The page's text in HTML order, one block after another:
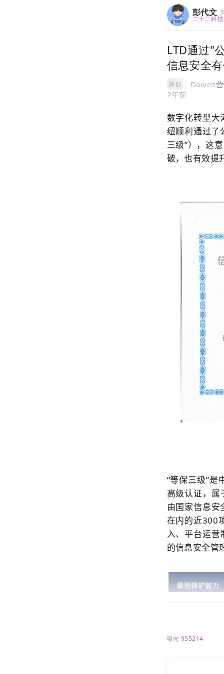
彭代文
二十二科
LTD通过"
信息安全
原创 Daiven
2年前
数字化转型大
纽顺利通过了
三级”），这
破，也有效提
“等保三级”
高级认证，属
由国家信息
在内的近300
入、平台运营
的信息安全管
曝光 955214